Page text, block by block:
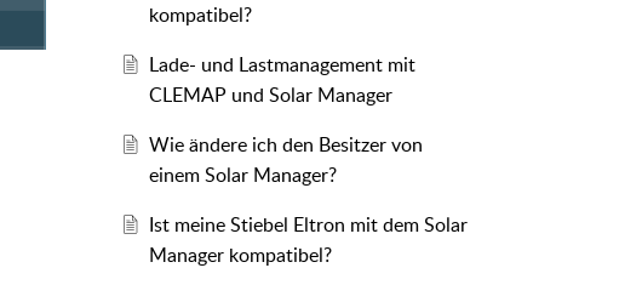
kompatibel?
Lade- und Lastmanagement mit
CLEMAP und Solar Manager
Wie ändere ich den Besitzer von
einem Solar Manager?
Ist meine Stiebel Eltron mit dem Solar
Manager kompatibel?